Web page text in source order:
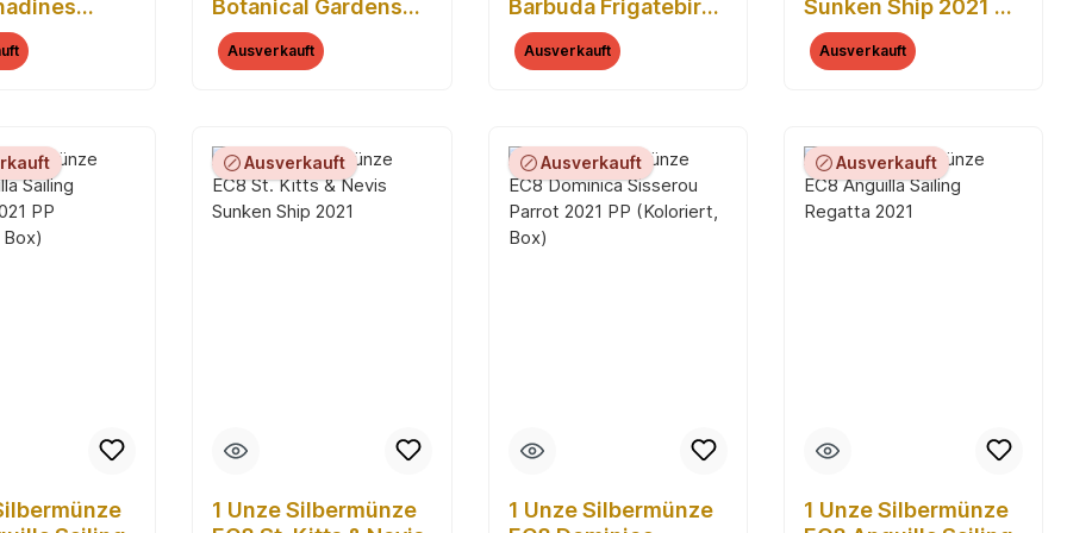
Whale
(Koloriert,
Botanical Gardens
2021 PP (Koloriert,
Box)
Ausverkauft
Barbuda Frigatebird
2021
Ausverkauft
Sunken Ship 2021 PP
(Koloriert, Box)
Ausverkauft
Ausverkauft
1 Unze Silbermünze
Ausverkauft
1 Unze Silbermünze
Ausverkauft
1 Unze Silbermünze